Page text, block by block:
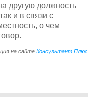
другую должность
и в связи с
о чем
на сайтеКонсультант Плюс